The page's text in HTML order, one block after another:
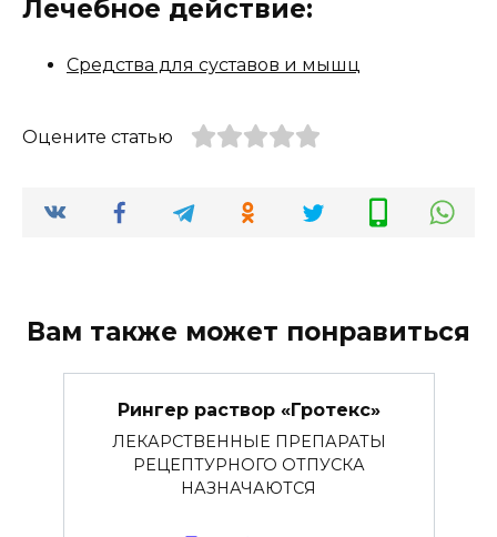
Лечебное действие:
Средства для суставов и мышц
Оцените статью
Вам также может понравиться
Рингер раствор «Гротекс»
ЛЕКАРСТВЕННЫЕ ПРЕПАРАТЫ
РЕЦЕПТУРНОГО ОТПУСКА
НАЗНАЧАЮТСЯ